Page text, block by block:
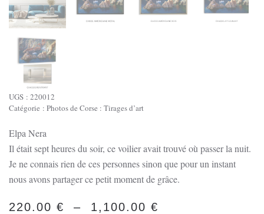
UGS : 220012
Catégorie : Photos de Corse : Tirages d’art
Elpa Nera
Il était sept heures du soir, ce voilier avait trouvé où passer la nuit.
Je ne connais rien de ces personnes sinon que pour un instant
nous avons partager ce petit moment de grâce.
220.00 € – 1,100.00 €